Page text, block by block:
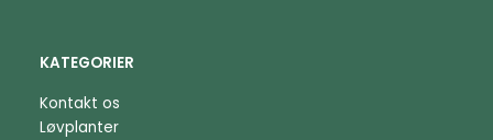
KATEGORIER
Kontakt os
Løvplanter